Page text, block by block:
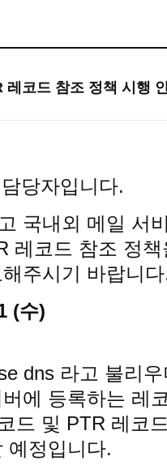
레코드 참조 정책 시행
당자입니다.
국내외 메일 서
레코드 참조 정
주시기 바랍니
(수)
dns 라고 불리
에 등록하는 레
드 및 PTR 레코
예정입니다.